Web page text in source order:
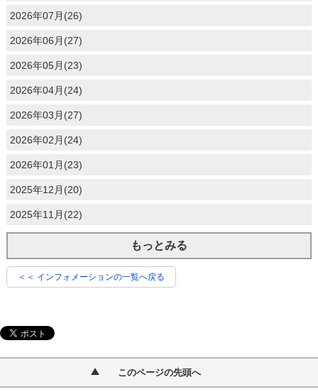
2026年07月(26)
2026年06月(27)
2026年05月(23)
2026年04月(24)
2026年03月(27)
2026年02月(24)
2026年01月(23)
2025年12月(20)
2025年11月(22)
もっとみる
＜＜ インフォメーションの一覧へ戻る
このページの先頭へ